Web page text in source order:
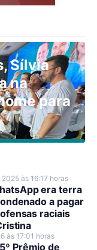
Sílvia
na
para
às 16:17 horas
era terra
a pagar
raciais
às 17:01 horas
Prêmio de